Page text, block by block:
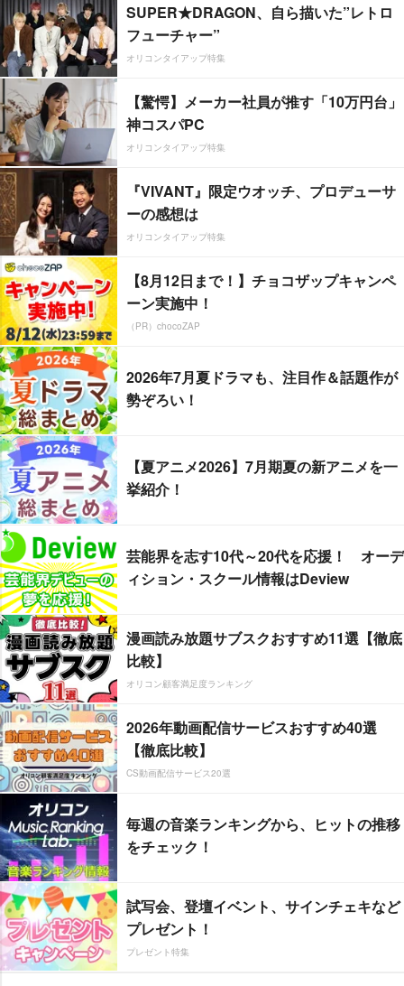
SUPER★DRAGON、自ら描いた”レトロ
フューチャー”
オリコンタイアップ特集
【驚愕】メーカー社員が推す「10万円台」
神コスパPC
オリコンタイアップ特集
『VIVANT』限定ウオッチ、プロデューサ
ーの感想は
オリコンタイアップ特集
【8月12日まで！】チョコザップキャンペ
ーン実施中！
（PR）chocoZAP
2026年7月夏ドラマも、注目作＆話題作が
勢ぞろい！
【夏アニメ2026】7月期夏の新アニメを一
挙紹介！
芸能界を志す10代～20代を応援！ オーデ
ィション・スクール情報はDeview
漫画読み放題サブスクおすすめ11選【徹底
比較】
オリコン顧客満足度ランキング
2026年動画配信サービスおすすめ40選
【徹底比較】
CS動画配信サービス20選
毎週の音楽ランキングから、ヒットの推移
をチェック！
試写会、登壇イベント、サインチェキなど
プレゼント！
プレゼント特集